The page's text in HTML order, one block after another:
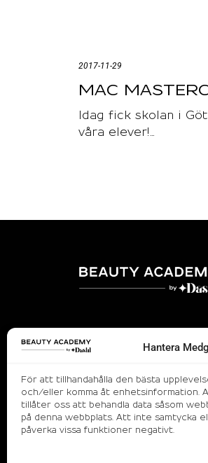
Hantera
För att tillhandahålla den bästa
och/eller komma åt enhetsinformation.
tillåter oss att behandla data såsom
på denna webbplats. Att inte samtycka
påverka vissa funktioner negativt.
2017-11-29
MAC
Idag fick skolan i
våra elever!…